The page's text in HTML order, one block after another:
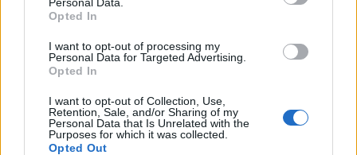
Opted In
I want to opt-out of processing my
Personal Data for Targeted Advertising.
Opted In
I want to opt-out of Collection, Use,
Retention, Sale, and/or Sharing of my
Personal Data that Is Unrelated with the
Purposes for which it was collected.
Opted Out
Martina Agostina Diturco
I nostri cari